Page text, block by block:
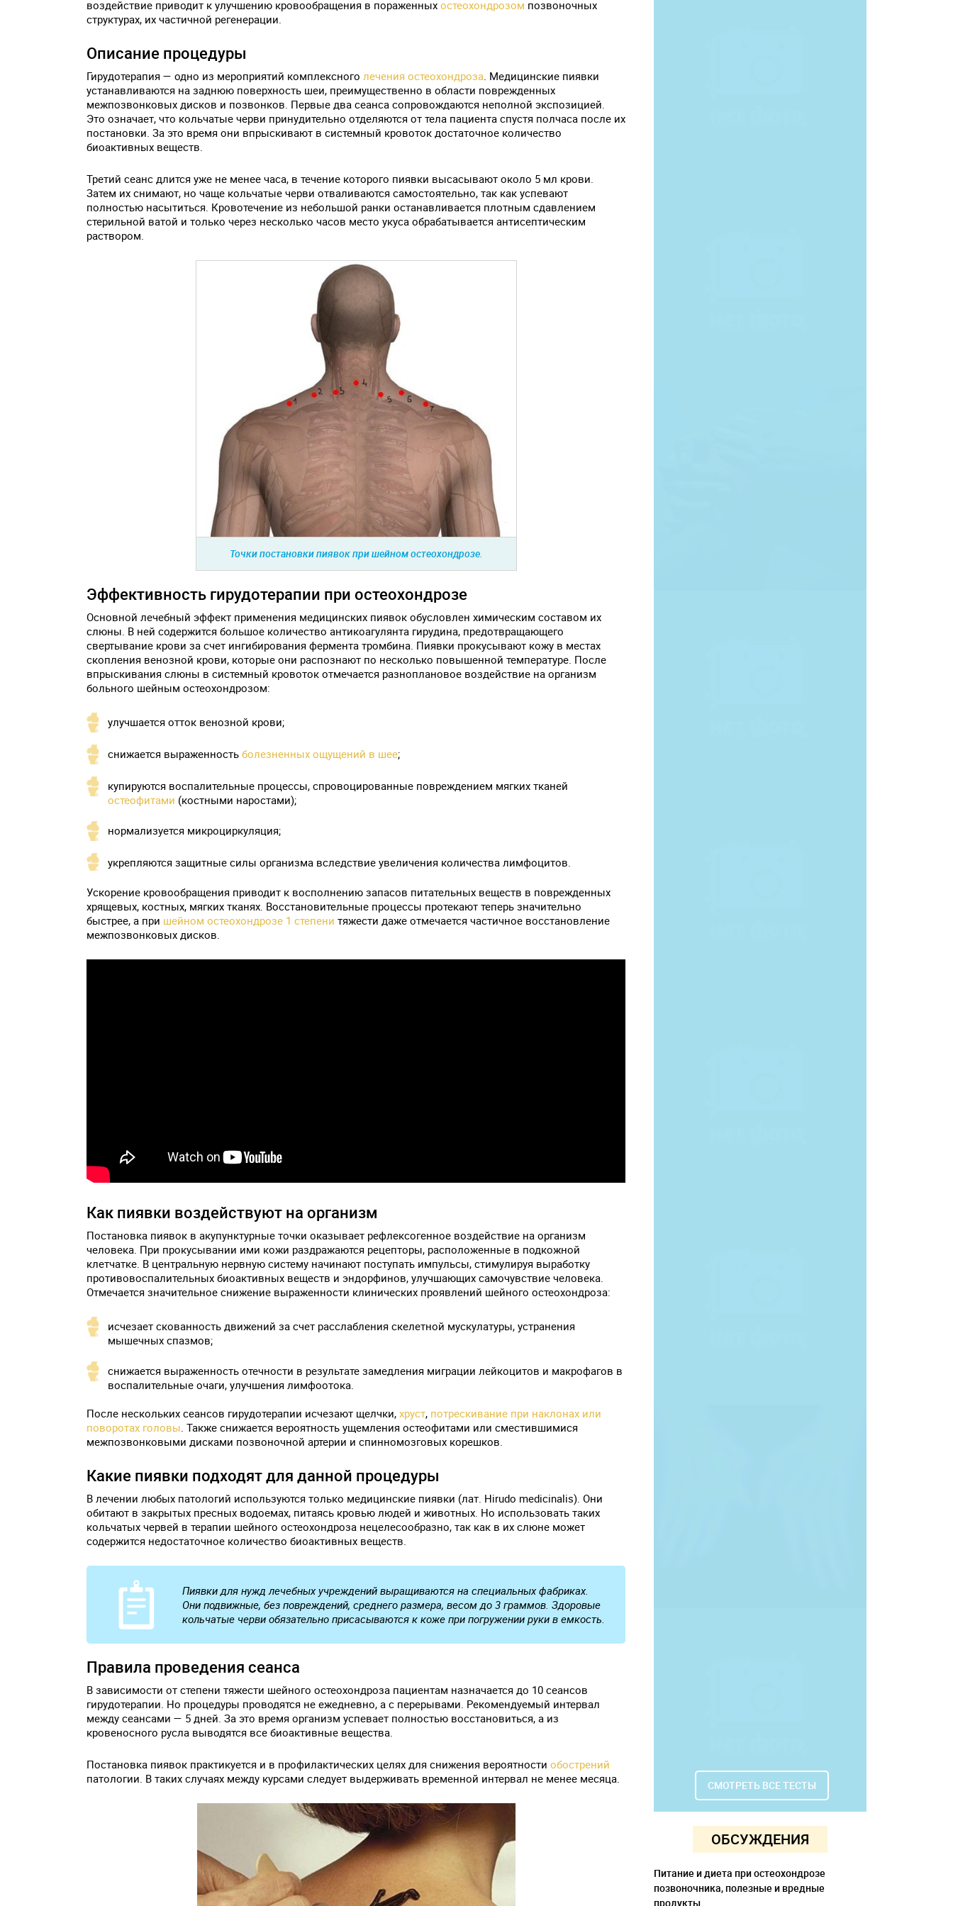
воздействие приводит к улучшению кровообращения в пораженных остеохондрозом позвоночных
структурах, их частичной регенерации.
Описание процедуры
Гирудотерапия — одно из мероприятий комплексного лечения остеохондроза . Медицинские пиявки
устанавливаются на заднюю поверхность шеи, преимущественно в области поврежденных
межпозвонковых дисков и позвонков. Первые два сеанса сопровождаются неполной экспозицией.
Это означает, что кольчатые черви принудительно отделяются от тела пациента спустя полчаса после их
постановки. За это время они впрыскивают в системный кровоток достаточное количество
биоактивных веществ.
Третий сеанс длится уже не менее часа, в течение которого пиявки высасывают около 5 мл крови.
Затем их снимают, но чаще кольчатые черви отваливаются самостоятельно, так как успевают
полностью насытиться. Кровотечение из небольшой ранки останавливается плотным сдавлением
стерильной ватой и только через несколько часов место укуса обрабатывается антисептическим
раствором.
Точки постановки пиявок при шейном остеохондрозе.
Эффективность гирудотерапии при остеохондрозе
Основной лечебный эффект применения медицинских пиявок обусловлен химическим составом их
слюны. В ней содержится большое количество антикоагулянта гирудина, предотвращающего
свертывание крови за счет ингибирования фермента тромбина. Пиявки прокусывают кожу в местах
скопления венозной крови, которые они распознают по несколько повышенной температуре. После
впрыскивания слюны в системный кровоток отмечается разноплановое воздействие на организм
больного шейным остеохондрозом:
улучшается отток венозной крови;
снижается выраженность болезненных ощущений в шее;
купируются воспалительные процессы, спровоцированные повреждением мягких тканей
остеофитами (костными наростами);
нормализуется микроциркуляция;
укрепляются защитные силы организма вследствие увеличения количества лимфоцитов.
Ускорение кровообращения приводит к восполнению запасов питательных веществ в поврежденных
хрящевых, костных, мягких тканях. Восстановительные процессы протекают теперь значительно
быстрее, а при шейном остеохондрозе 1 степени тяжести даже отмечается частичное восстановление
межпозвонковых дисков.
Как пиявки воздействуют на организм
Постановка пиявок в акупунктурные точки оказывает рефлексогенное воздействие на организм
человека. При прокусывании ими кожи раздражаются рецепторы, расположенные в подкожной
клетчатке. В центральную нервную систему начинают поступать импульсы, стимулируя выработку
противовоспалительных биоактивных веществ и эндорфинов, улучшающих самочувствие человека.
Отмечается значительное снижение выраженности клинических проявлений шейного остеохондроза:
исчезает скованность движений за счет расслабления скелетной мускулатуры, устранения
мышечных спазмов;
снижается выраженность отечности в результате замедления миграции лейкоцитов и макрофагов в
воспалительные очаги, улучшения лимфоотока.
После нескольких сеансов гирудотерапии исчезают щелчки, хруст, потрескивание при наклонах или
поворотах головы . Также снижается вероятность ущемления остеофитами или сместившимися
межпозвонковыми дисками позвоночной артерии и спинномозговых корешков.
Какие пиявки подходят для данной процедуры
В лечении любых патологий используются только медицинские пиявки (лат. Hirudo medicinalis). Они
обитают в закрытых пресных водоемах, питаясь кровью людей и животных. Но использовать таких
кольчатых червей в терапии шейного остеохондроза нецелесообразно, так как в их слюне может
содержится недостаточное количество биоактивных веществ.
Пиявки для нужд лечебных учреждений выращиваются на специальных фабриках.
Они подвижные, без повреждений, среднего размера, весом до 3 граммов. Здоровые
кольчатые черви обязательно присасываются к коже при погружении руки в емкость.
Правила проведения сеанса
В зависимости от степени тяжести шейного остеохондроза пациентам назначается до 10 сеансов
гирудотерапии. Но процедуры проводятся не ежедневно, а с перерывами. Рекомендуемый интервал
между сеансами — 5 дней. За это время организм успевает полностью восстановиться, а из
кровеносного русла выводятся все биоактивные вещества.
Постановка пиявок практикуется и в профилактических целях для снижения вероятности обострений
патологии. В таких случаях между курсами следует выдерживать временной интервал не менее месяца.
СМОТРЕТЬ ВСЕ ТЕСТЫ
ОБСУЖДЕНИЯ
Питание и диета при остеохондрозе
позвоночника, полезные и вредные
продукты